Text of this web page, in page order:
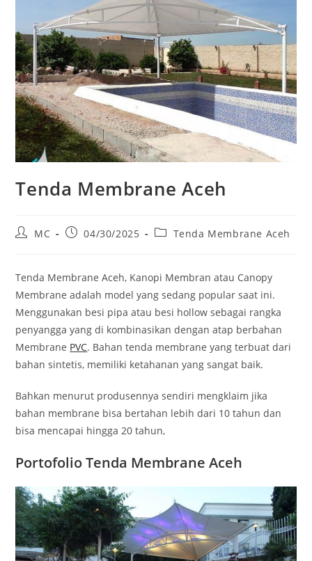
Tenda Membrane Aceh
PostMC
Post04/30/2025
PostTenda Membrane Aceh
Tenda Membrane Aceh, Kanopi Membran atau Canopy
Membrane adalah model yang sedang popular saat ini.
Menggunakan besi pipa atau besi hollow sebagai rangka
penyangga yang di kombinasikan dengan atap berbahan
Membrane PVC. Bahan tenda membrane yang terbuat dari
bahan sintetis, memiliki ketahanan yang sangat baik.
Bahkan menurut produsennya sendiri mengklaim jika
bahan membrane bisa bertahan lebih dari 10 tahun dan
bisa mencapai hingga 20 tahun,
Portofolio Tenda Membrane Aceh